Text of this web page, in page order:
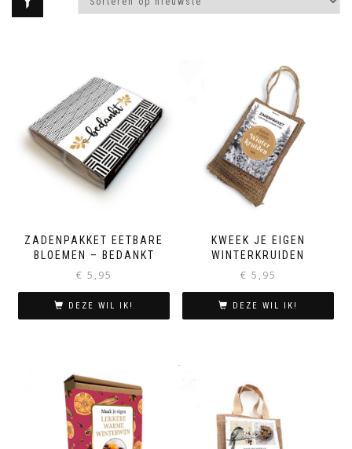
ZADENPAKKET EETBARE
BLOEMEN – BEDANKT
€ 5,95
DEZE WIL IK!
KWEEK JE EIGEN
WINTERKRUIDEN
€ 5,95
DEZE WIL IK!